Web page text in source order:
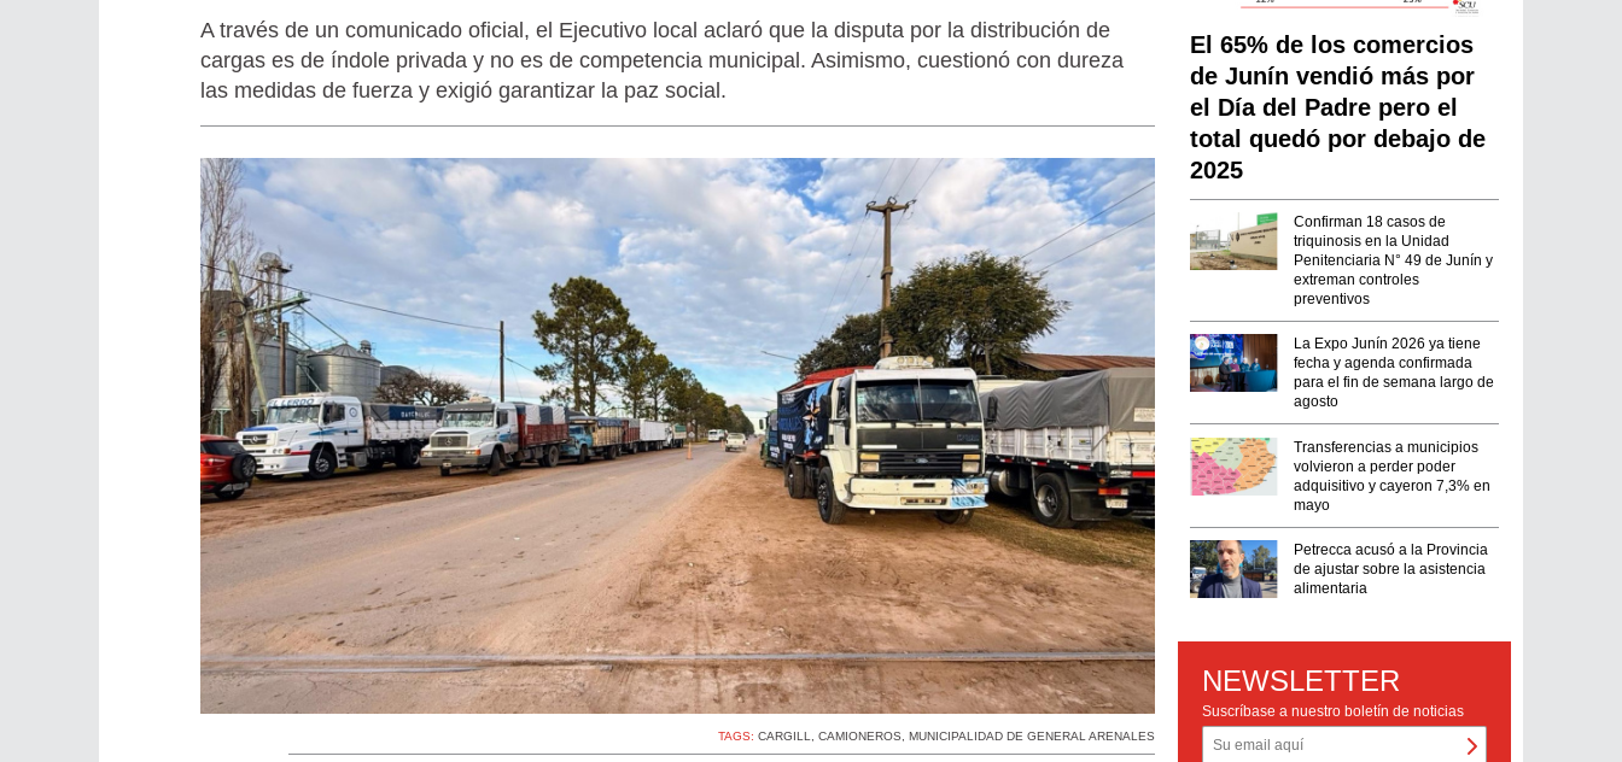
A través de un comunicado oficial, el Ejecutivo local aclaró que la disputa por la distribución de
cargas es de índole privada y no es de competencia municipal. Asimismo, cuestionó con dureza
las medidas de fuerza y exigió garantizar la paz social.
TAGS:CARGILL ,CAMIONEROS ,MUNICIPALIDAD DE GENERAL ARENALES
El 65% de los comercios
de Junín vendió más por
el Día del Padre pero el
total quedó por debajo de
2025
Confirman 18 casos de
triquinosis en la Unidad
Penitenciaria N° 49 de Junín y
extreman controles
preventivos
La Expo Junín 2026 ya tiene
fecha y agenda confirmada
para el fin de semana largo de
agosto
Transferencias a municipios
volvieron a perder poder
adquisitivo y cayeron 7,3% en
mayo
Petrecca acusó a la Provincia
de ajustar sobre la asistencia
alimentaria
NEWSLETTER
Suscríbase a nuestro boletín de noticias